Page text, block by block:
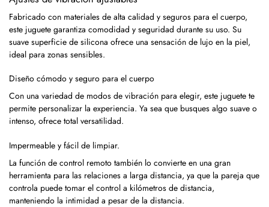
Fabricado con materiales de alta calidad y seguros para el cuerpo,
este juguete garantiza comodidad y seguridad durante su uso. Su
suave superficie de silicona ofrece una sensación de lujo en la piel,
ideal para zonas sensibles.
Diseño cómodo y seguro para el cuerpo
Con una variedad de modos de vibración para elegir, este juguete te
permite personalizar la experiencia. Ya sea que busques algo suave o
intenso, ofrece total versatilidad.
Impermeable y fácil de limpiar.
La función de control remoto también lo convierte en una gran
herramienta para las relaciones a larga distancia, ya que la pareja que
controla puede tomar el control a kilómetros de distancia,
manteniendo la intimidad a pesar de la distancia.